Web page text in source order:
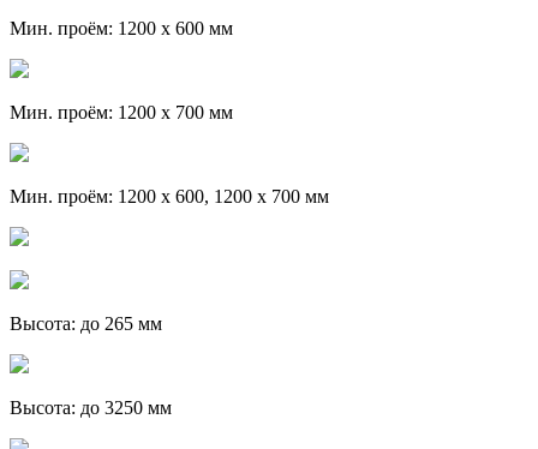
Мин. проём: 1200 х 600 мм
Мин. проём: 1200 х 700 мм
Мин. проём: 1200 х 600, 1200 х 700 мм
Высота: до 265 мм
Высота: до 3250 мм